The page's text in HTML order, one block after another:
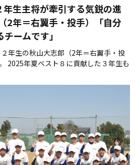
生主将が牽引する気鋭の進
2年＝右翼手・投手）「自分
チームです」
年生の秋山大志郎（2年＝右翼手・投
2025年夏ベスト８に貢献した３年生も
力の多くは新２年生。チーム全体のバ
となった。打撃陣は岩橋和志（3年＝中